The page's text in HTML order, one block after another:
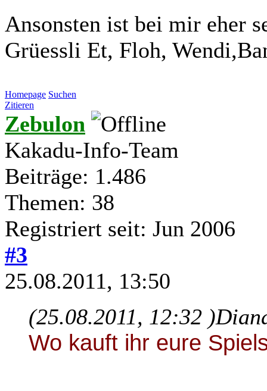
Ansonsten ist bei mir eher
Grüessli Et, Floh,
Homepage Suchen
Zitieren
Zebulon
Kakadu-Info-Team
Beiträge: 1.486
Themen: 38
Registriert seit: Jun 2006
#3
25.08.2011, 13:50
(25.08.2011, 12:32 )
Wo kauft ihr eure